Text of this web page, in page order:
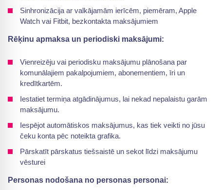
Sinhronizācija ar valkājamām ierīcēm, piemēram, Apple
Watch vai Fitbit, bezkontakta maksājumiem
Rēķinu apmaksa un periodiski maksājumi:
Vienreizēju vai periodisku maksājumu plānošana par
komunālajiem pakalpojumiem, abonementiem, īri un
kredītkartēm.
Iestatiet termiņa atgādinājumus, lai nekad nepalaistu garām
maksājumu.
Iespējot automātiskos maksājumus, kas tiek veikti no jūsu
čeku konta pēc noteikta grafika.
Pārskatīt pārskatus tiešsaistē un sekot līdzi maksājumu
vēsturei
Personas nodošana no personas personai: